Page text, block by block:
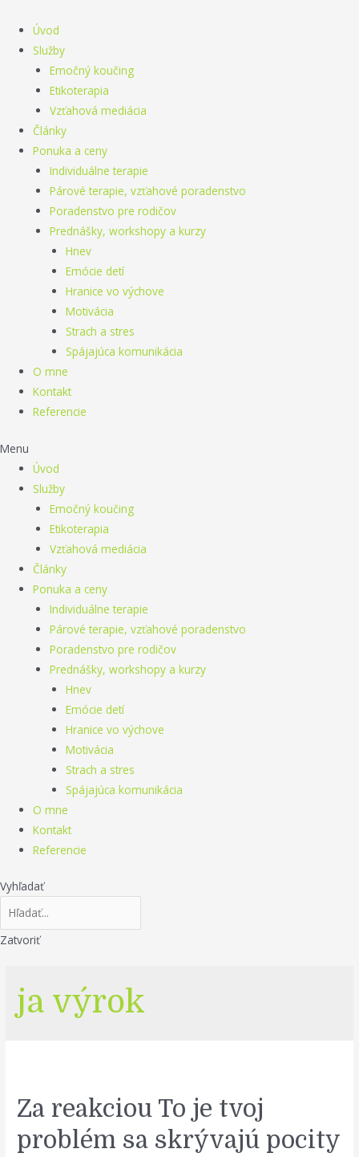
obsah
Úvod
Služby
Emočný koučing
Etikoterapia
Vzťahová mediácia
Články
Ponuka a ceny
Individuálne terapie
Párové terapie, vzťahové poradenstvo
Poradenstvo pre rodičov
Prednášky, workshopy a kurzy
Hnev
Emócie detí
Hranice vo výchove
Motivácia
Strach a stres
Spájajúca komunikácia
O mne
Kontakt
Referencie
Menu
Úvod
Služby
Emočný koučing
Etikoterapia
Vzťahová mediácia
Články
Ponuka a ceny
Individuálne terapie
Párové terapie, vzťahové poradenstvo
Poradenstvo pre rodičov
Prednášky, workshopy a kurzy
Hnev
Emócie detí
Hranice vo výchove
Motivácia
Strach a stres
Spájajúca komunikácia
O mne
Kontakt
Referencie
Vyhľadať
Zatvoriť
ja výrok
Za reakciou To je tvoj
problém sa skrývajú pocity